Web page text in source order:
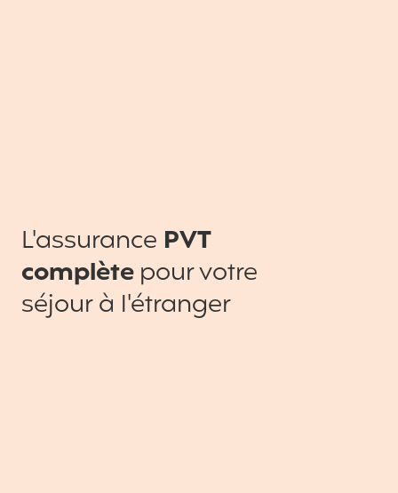
L'assurance PVT
complètepour votre
séjour à l'étranger